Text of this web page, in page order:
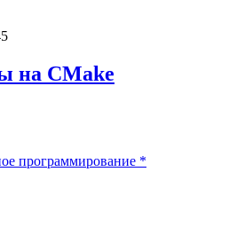
на CMake
программирование *